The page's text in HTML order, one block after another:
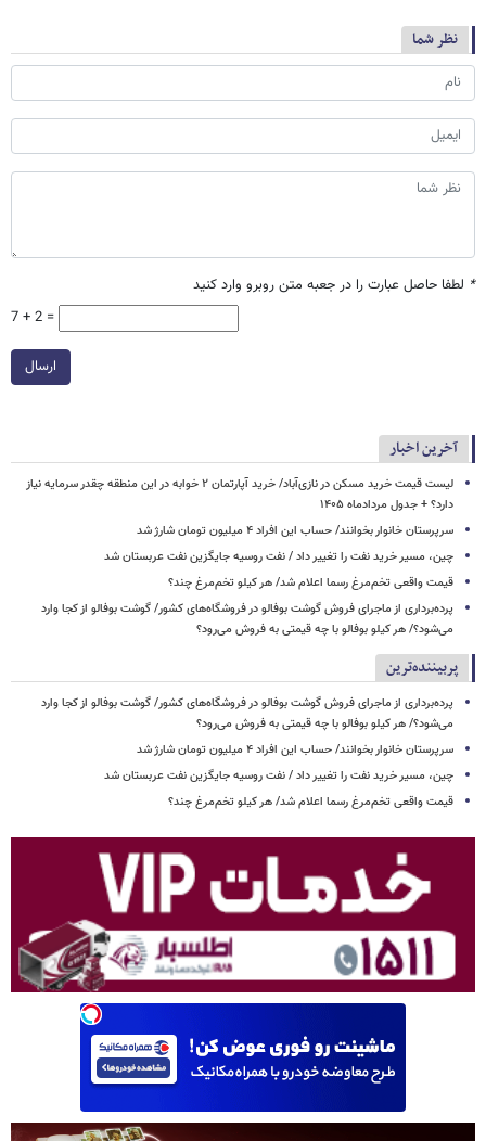
نظر شما
* لطفا حاصل عبارت را در جعبه متن روبرو وارد کنید
7 + 2 =
ارسال
آخرین اخبار
لیست قیمت خرید مسکن در نازی‌آباد/ خرید آپارتمان ۲ خوابه در این منطقه چقدر سرمایه نیاز
دارد؟ + جدول مردادماه ۱۴۰۵
سرپرستان خانوار بخوانند/ حساب این افراد ۴ میلیون تومان شارژ شد
چین، مسیر خرید نفت را تغییر داد / نفت روسیه جایگزین نفت عربستان شد
قیمت واقعی تخم‌مرغ رسما اعلام شد/ هر کیلو تخم‌مرغ چند؟
پرده‌برداری از ماجرای فروش گوشت بوفالو در فروشگاه‌های کشور/ گوشت بوفالو از کجا وارد
می‌شود؟/ هر کیلو بوفالو با چه قیمتی به فروش می‌رود؟
پربیننده‌ترین
پرده‌برداری از ماجرای فروش گوشت بوفالو در فروشگاه‌های کشور/ گوشت بوفالو از کجا وارد
می‌شود؟/ هر کیلو بوفالو با چه قیمتی به فروش می‌رود؟
سرپرستان خانوار بخوانند/ حساب این افراد ۴ میلیون تومان شارژ شد
چین، مسیر خرید نفت را تغییر داد / نفت روسیه جایگزین نفت عربستان شد
قیمت واقعی تخم‌مرغ رسما اعلام شد/ هر کیلو تخم‌مرغ چند؟